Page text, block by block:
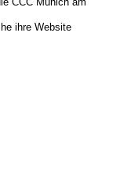
ihre Website